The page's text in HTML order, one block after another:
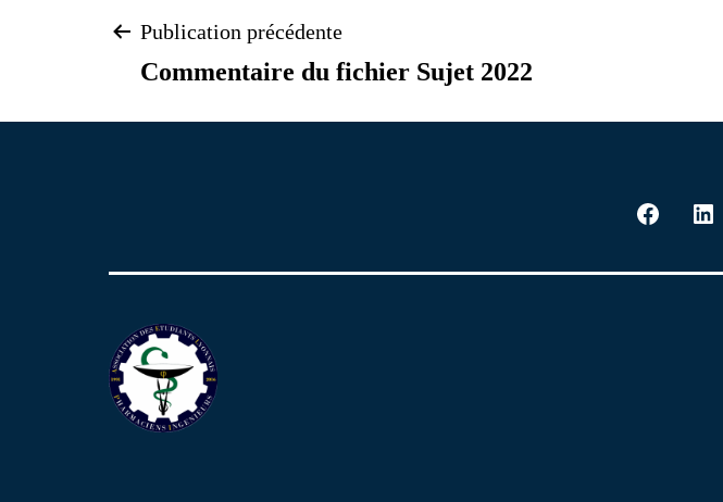
Navigation
de
Publication précédente
Commentaire du fichier Sujet 2022
Facebook